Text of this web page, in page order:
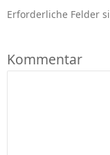
Erforderliche Felder
Kommentar